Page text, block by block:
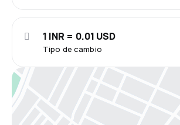
Tipo de cambio
1 INR = 0.01 USD